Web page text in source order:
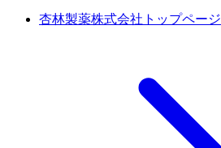
杏林製薬株式会社トップページ